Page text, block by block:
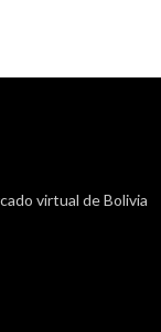
virtual de Bolivia